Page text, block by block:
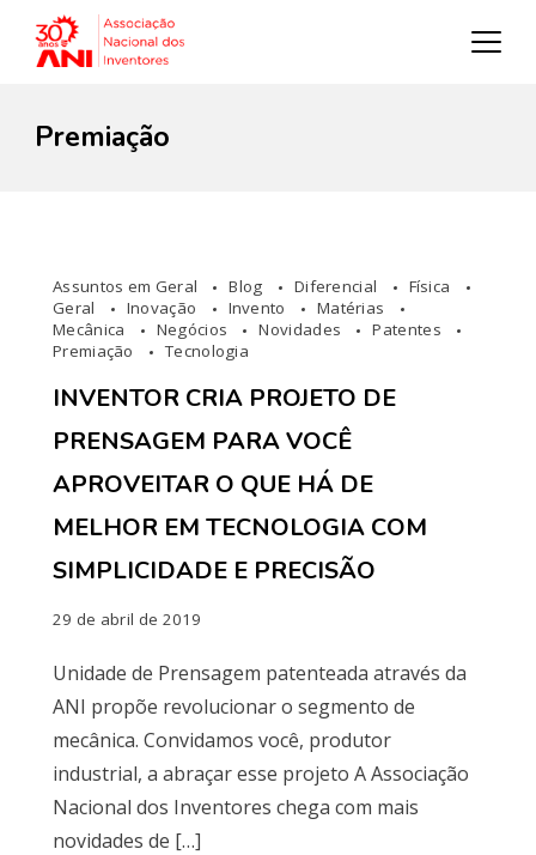
Premiação
Assuntos em Geral Blog Diferencial
Física
Geral
Inovação Invento
Matérias
Mecânica
Negócios Novidades
Patentes
Premiação
Tecnologia
INVENTOR CRIA PROJETO DE
PRENSAGEM PARA VOCÊ
APROVEITAR O QUE HÁ DE
MELHOR EM TECNOLOGIA COM
SIMPLICIDADE E PRECISÃO
29 de abril de 2019
Unidade de Prensagem patenteada através da
ANI propõe revolucionar o segmento de
mecânica. Convidamos você, produtor
industrial, a abraçar esse projeto A Associação
Nacional dos Inventores chega com mais
novidades de […]